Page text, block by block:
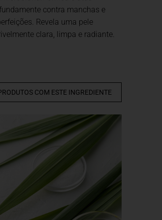
contra manchas e
Revela uma pele
clara, limpa e radiante.
COM ESTE INGREDIENTE